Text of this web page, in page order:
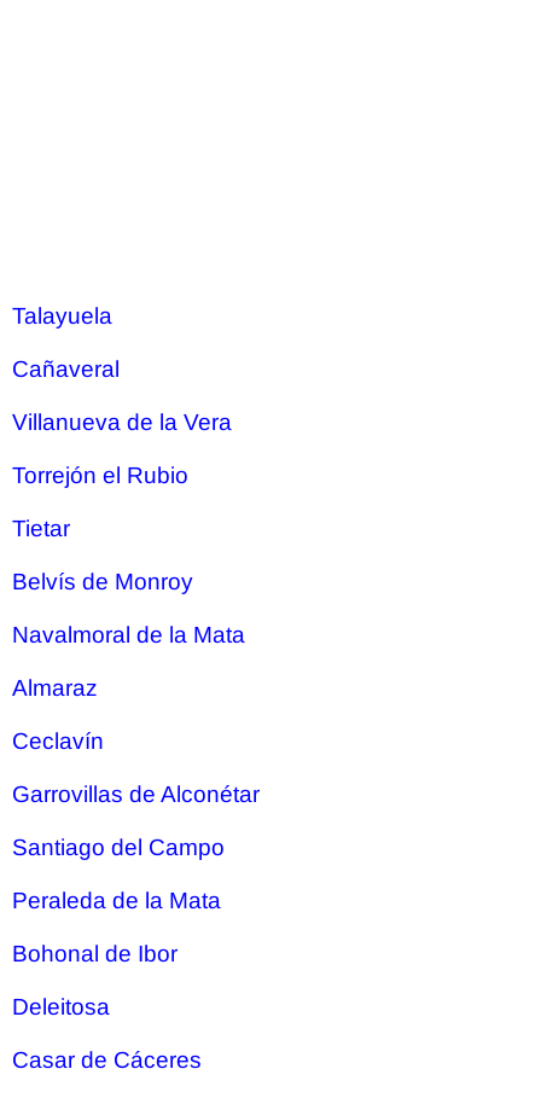
Talayuela
Cañaveral
Villanueva de la Vera
Torrejón el Rubio
Tietar
Belvís de Monroy
Navalmoral de la Mata
Almaraz
Ceclavín
Garrovillas de Alconétar
Santiago del Campo
Peraleda de la Mata
Bohonal de Ibor
Deleitosa
Casar de Cáceres